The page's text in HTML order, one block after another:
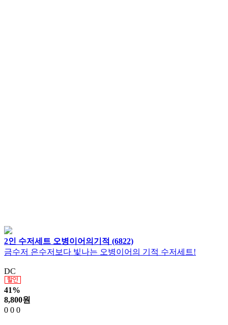
2인 수저세트 오병이어의기적 (6822)
금수저 은수저보다 빛나는 오병이어의 기적 수저세트!
DC
41%
8,800원
0 0 0